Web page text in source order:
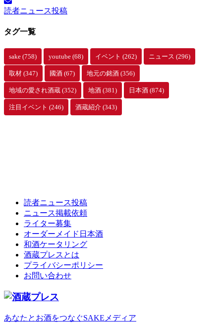
イ
ブ
読者ニュース投稿
タグ一覧
sake (758) youtube (68) イベント (262) ニュース (296)
取材 (347) 國酒 (67) 地元の銘酒 (356)
地域の愛され酒蔵 (352) 地酒 (381) 日本酒 (874)
注目イベント (246) 酒蔵紹介 (343)
読者ニュース投稿
ニュース掲載依頼
ライター募集
オーダーメイド日本酒
和酒ケータリング
酒蔵プレスとは
プライバシーポリシー
お問い合わせ
あなたとお酒をつなぐSAKEメディア